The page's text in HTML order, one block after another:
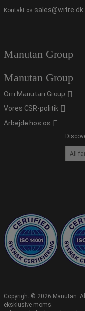
Kontakt os sales@witre.dk
Manutan Group
Manutan Group
Om Manutan Group
Vores CSR-politik
Arbejde hos os
Copyright © 2026 Manutan.
eksklusive moms.